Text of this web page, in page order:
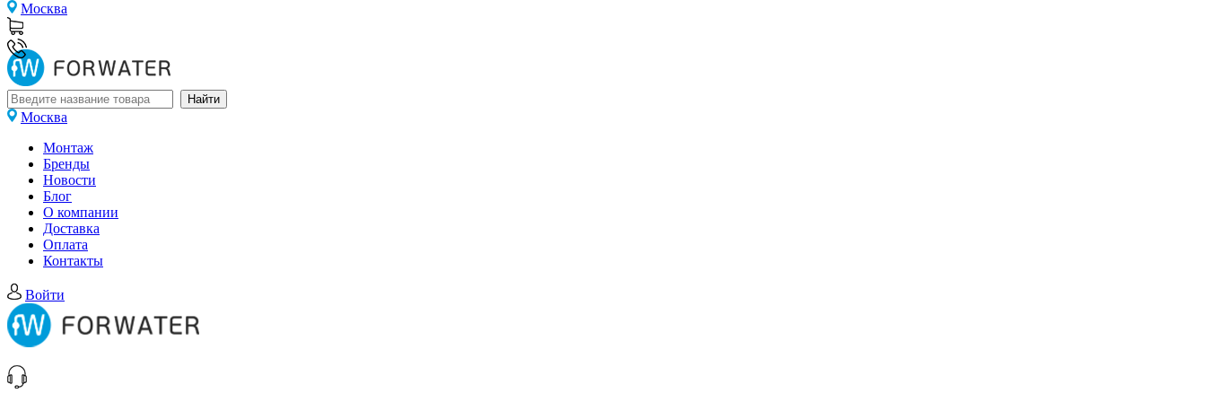
Москва
Москва
Монтаж
Бренды
Новости
Блог
О компании
Доставка
Оплата
Контакты
Войти